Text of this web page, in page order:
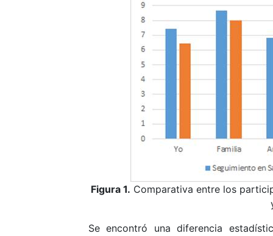
Figura 1. Comparativa entre los
Se encontró una diferencia